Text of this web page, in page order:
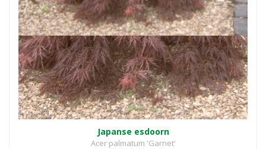
Japanse esdoorn
Acer palmatum 'Garnet'